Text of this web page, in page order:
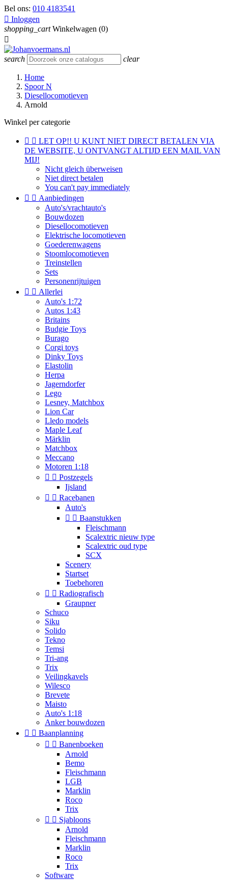
Bel ons: 010 4183541
 Inloggen
shopping_cart Winkelwagen (0)

search clear
Home
Spoor N
Diesellocomotieven
Arnold
Winkel per categorie
  LET OP!! U KUNT NIET DIRECT BETALEN VIA
DE WEBSITE, U ONTVANGT ALTIJD EEN MAIL VAN
MIJ!
Nicht gleich überweisen
Niet direct betalen
You can't pay immediately
  Aanbiedingen
Auto's/vrachtauto's
Bouwdozen
Diesellocomotieven
Elektrische locomotieven
Goederenwagens
Stoomlocomotieven
Treinstellen
Sets
Personenrijtuigen
  Allerlei
Auto's 1:72
Autos 1:43
Britains
Budgie Toys
Burago
Corgi toys
Dinky Toys
Elastolin
Herpa
Jagerndorfer
Lego
Lesney, Matchbox
Lion Car
Lledo models
Maple Leaf
Märklin
Matchbox
Meccano
Motoren 1:18
  Postzegels
Ijsland
  Racebanen
Auto's
  Baanstukken
Fleischmann
Scalextric nieuw type
Scalextric oud type
SCX
Scenery
Startset
Toebehoren
  Radiografisch
Graupner
Schuco
Siku
Solido
Tekno
Temsi
Tri-ang
Trix
Veilingkavels
Wilesco
Brevete
Maisto
Auto's 1:18
Anker bouwdozen
  Baanplanning
  Banenboeken
Arnold
Bemo
Fleischmann
LGB
Marklin
Roco
Trix
  Sjabloons
Arnold
Fleischmann
Marklin
Roco
Trix
Software